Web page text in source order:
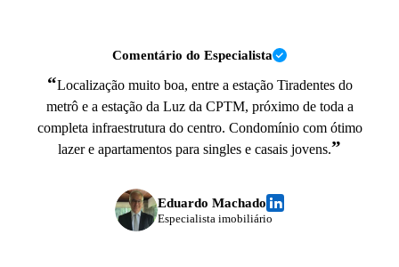
Comentário do Especialista
“Localização muito boa, entre a estação Tiradentes do
metrô e a estação da Luz da CPTM, próximo de toda a
completa infraestrutura do centro. Condomínio com ótimo
lazer e apartamentos para singles e casais jovens.”
Eduardo Machado
Especialista imobiliário